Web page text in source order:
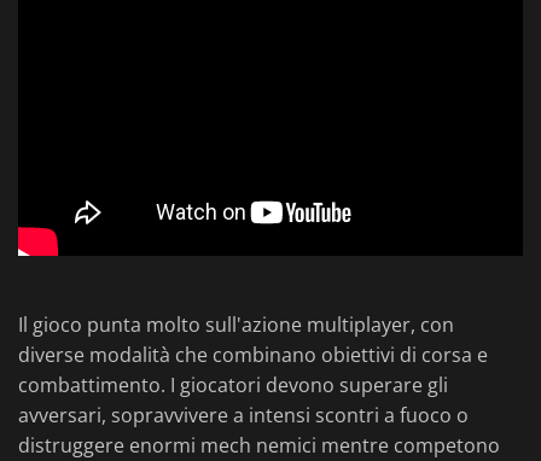
Il gioco punta molto sull'azione multiplayer, con
diverse modalità che combinano obiettivi di corsa e
combattimento. I giocatori devono superare gli
avversari, sopravvivere a intensi scontri a fuoco o
distruggere enormi mech nemici mentre competono